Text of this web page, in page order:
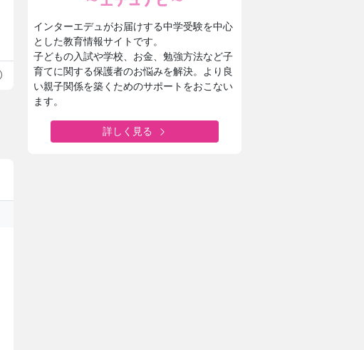
インターエデュがお届けする中学受験を中心
とした教育情報サイトです。
子どもの入試や学校、お金、勉強方法など子
育てに関する保護者のお悩みを解決。より良
い親子関係を築くためのサポートをおこない
ます。
詳しく見る